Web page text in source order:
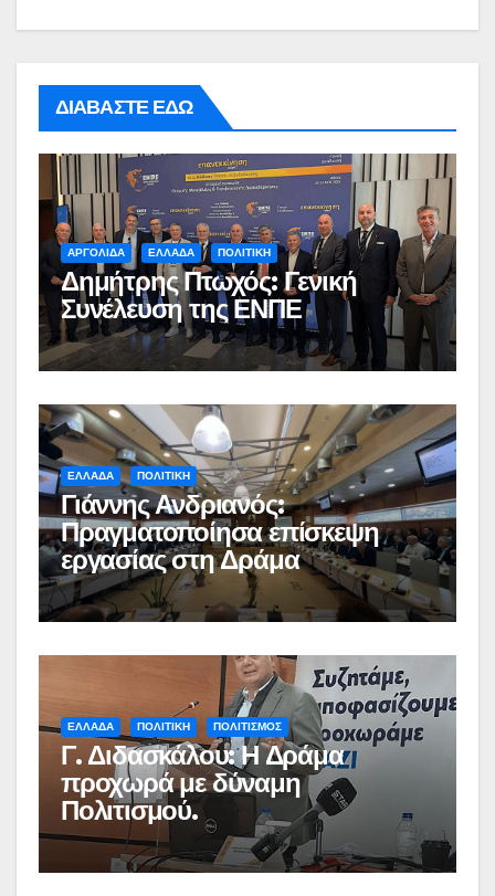
ΔΙΑΒΑΣΤΕ ΕΔΩ
ΑΡΓΟΛΙΔΑ ΕΛΛΑΔΑ ΠΟΛΙΤΙΚΗ
Δημήτρης Πτωχός: Γενική
Συνέλευση της ΕΝΠΕ
ΕΛΛΑΔΑ ΠΟΛΙΤΙΚΗ
Γιάννης Ανδριανός:
Πραγματοποίησα επίσκεψη
εργασίας στη Δράμα
ΕΛΛΑΔΑ ΠΟΛΙΤΙΚΗ ΠΟΛΙΤΙΣΜΟΣ
Γ. Διδασκάλου: Η Δράμα
προχωρά με δύναμη
Πολιτισμού.